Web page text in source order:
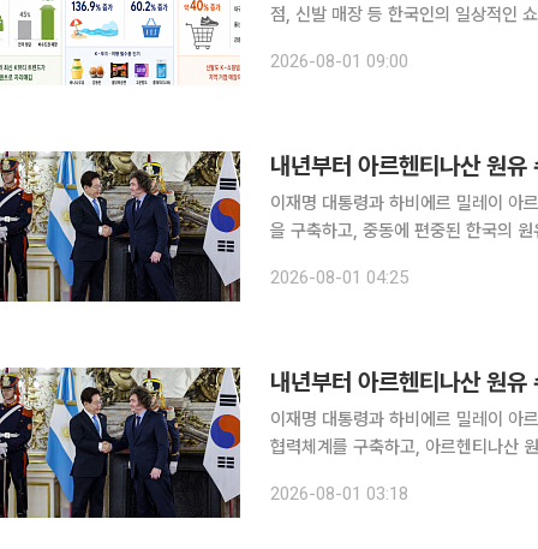
점, 신발 매장 등 한국인의 일상적인
다. 30일 CJ올리브영이 글로벌텍스
2026-08-01 09:00
내년부터 아르헨티나산 원
이재명 대통령과 하비에르 밀레이 아
을 구축하고, 중동에 편중된 한국의 원유 도입선을
협력에 기업 투자와 시장 진출을 뒷
2026-08-01 04:25
내년부터 아르헨티나산 원
이재명 대통령과 하비에르 밀레이 아
협력체계를 구축하고, 아르헨티나산
가안보실장은 31일(현지시간) 한·아
2026-08-01 03:18